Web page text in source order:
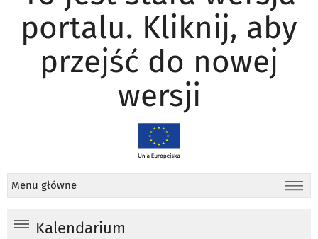
portalu. Kliknij, aby
przejść do nowej
wersji
Menu główne
Kalendarium